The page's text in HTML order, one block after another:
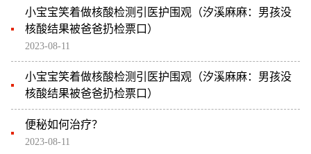
小宝宝笑着做核酸检测引医护围观（汐溪麻麻：男孩没
核酸结果被爸爸扔检票口）
2023-08-11
小宝宝笑着做核酸检测引医护围观（汐溪麻麻：男孩没
核酸结果被爸爸扔检票口）
便秘如何治疗？
2023-08-11